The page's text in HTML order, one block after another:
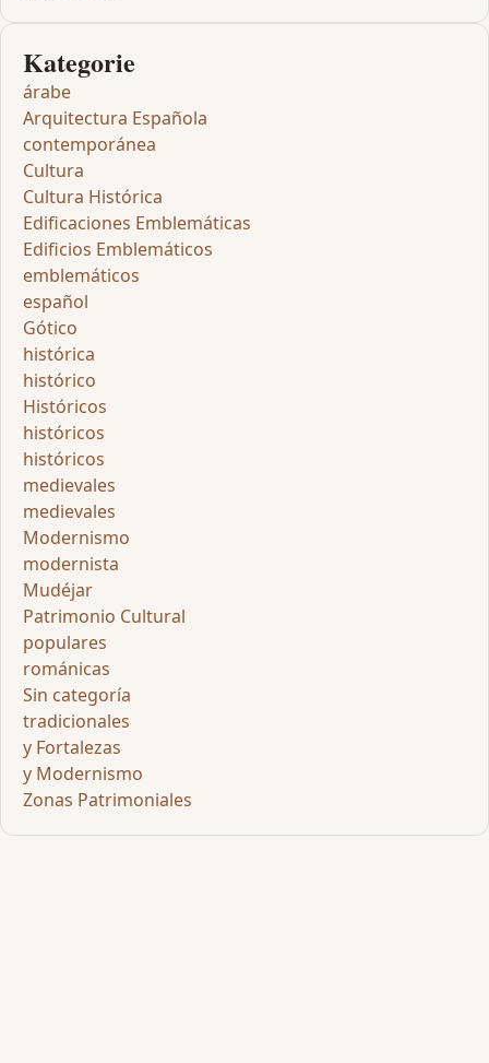
Kategorie
árabe
Arquitectura Española
contemporánea
Cultura
Cultura Histórica
Edificaciones Emblemáticas
Edificios Emblemáticos
emblemáticos
español
Gótico
histórica
histórico
Históricos
históricos
históricos
medievales
medievales
Modernismo
modernista
Mudéjar
Patrimonio Cultural
populares
románicas
Sin categoría
tradicionales
y Fortalezas
y Modernismo
Zonas Patrimoniales